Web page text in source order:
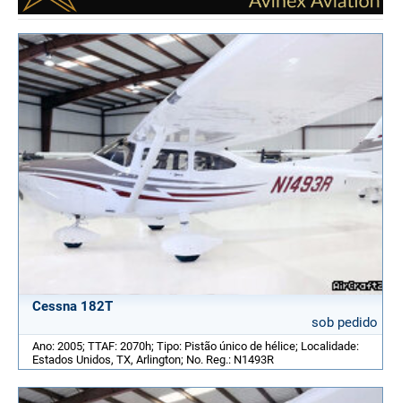
Cessna 182T
sob pedido
Ano: 2005; TTAF: 2070h; Tipo: Pistão único de hélice; Localidade:
Estados Unidos, TX, Arlington; No. Reg.: N1493R